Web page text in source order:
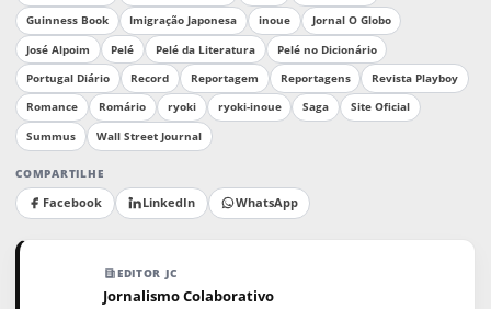
Guinness Book Imigração Japonesa inoue Jornal O Globo
José Alpoim Pelé Pelé da Literatura Pelé no Dicionário
Portugal Diário Record Reportagem Reportagens Revista Playboy
Romance Romário ryoki ryoki-inoue Saga Site Oficial
Summus Wall Street Journal
COMPARTILHE
Facebook LinkedIn WhatsApp
EDITOR JC
Jornalismo Colaborativo